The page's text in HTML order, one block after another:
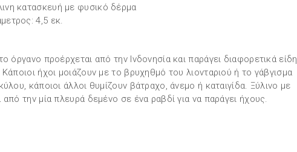
κατασκευή με φυσικό δέρμα
4,5 εκ.
όργανο προέρχεται από την Ινδονησία και παράγει διαφορετικά είδη
ήχοι μοιάζουν με το βρυχηθμό του λιονταριού ή το γάβγισμα
κάποιοι άλλοι θυμίζουν βάτραχο, άνεμο ή καταιγίδα. Ξύλινο με
την μία πλευρά δεμένο σε ένα ραβδί για να παράγει ήχους.